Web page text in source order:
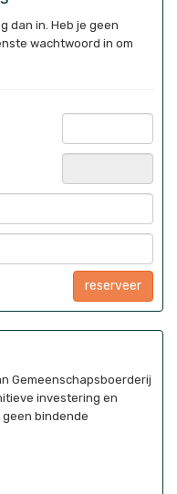
dan in. Heb je geen
wachtwoord in om
Gemeenschapsboerderij
investering en
bindende